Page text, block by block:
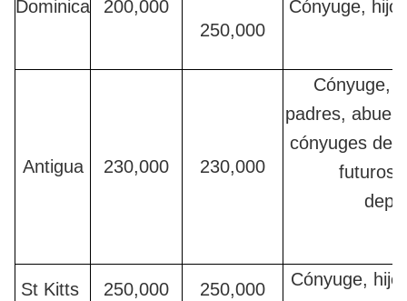
Dominica
200,000
250,000
Cónyuge,
Antigua 230,000 230,000
Cónyuge,
padres,
cónyuges de
futuros
St Kitts 250,000 250,000 Cónyuge,